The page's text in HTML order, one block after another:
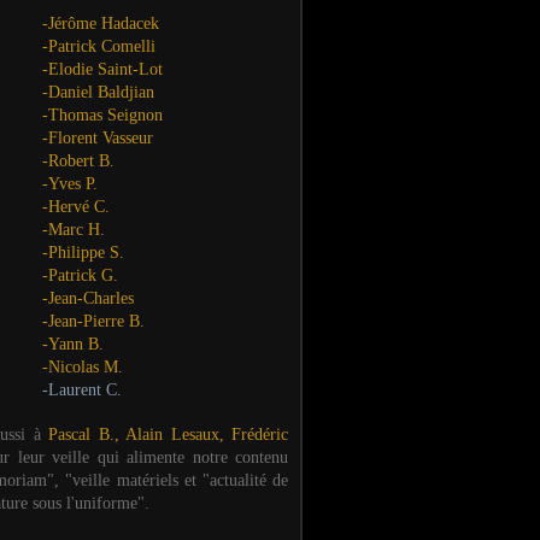
-Jérôme Hadacek
-Patrick Comelli
-Elodie Saint-Lot
-Daniel Baldjian
-Thomas Seignon
-Florent Vasseur
-Robert B.
-Yves P.
-Hervé C.
-Marc H.
-Philippe S.
-Patrick G.
-Jean-Charles
-Jean-Pierre B.
-Yann B.
-Nicolas M.
-Laurent C.
àPascal B., Alain Lesaux, Frédéric
leur veille qui alimente notre contenu
"veille matériels et "actualité de
sous l'uniforme".